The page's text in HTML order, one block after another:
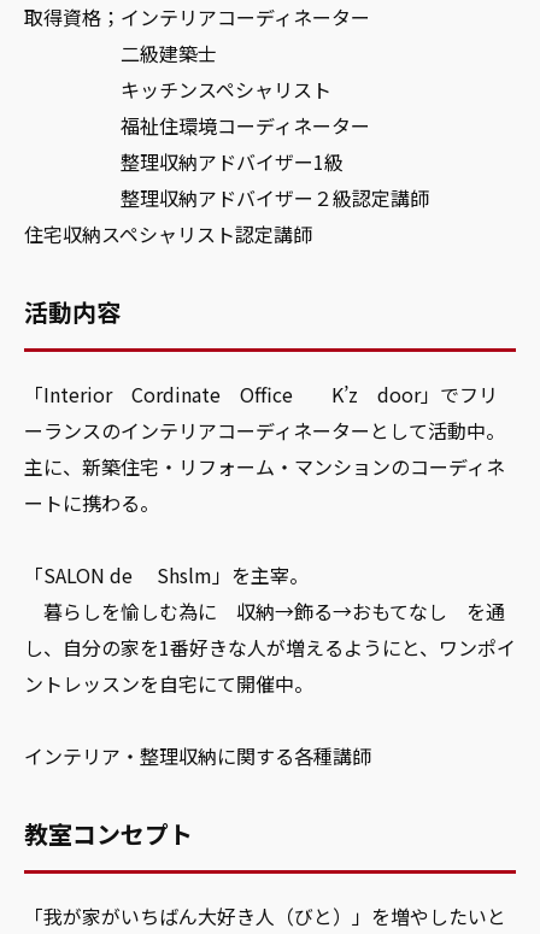
取得資格；インテリアコーディネーター
二級建築士
キッチンスペシャリスト
福祉住環境コーディネーター
整理収納アドバイザー1級
整理収納アドバイザー２級認定講師
住宅収納スペシャリスト認定講師
活動内容
「Interior Cordinate Office K’z door」でフリ
ーランスのインテリアコーディネーターとして活動中。
主に、新築住宅・リフォーム・マンションのコーディネ
ートに携わる。
「SALON de Shslm」を主宰。
暮らしを愉しむ為に 収納→飾る→おもてなし を通
し、自分の家を1番好きな人が増えるようにと、ワンポイ
ントレッスンを自宅にて開催中。
インテリア・整理収納に関する各種講師
教室コンセプト
「我が家がいちばん大好き人（びと）」を増やしたいと